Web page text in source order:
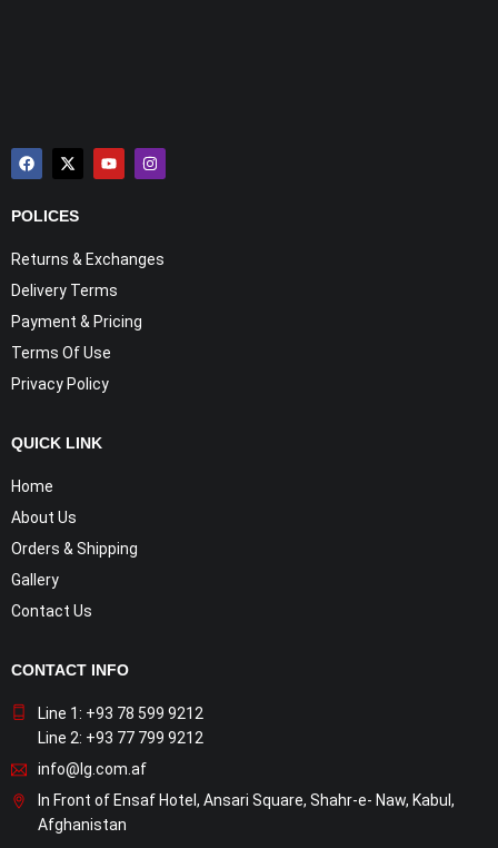
POLICES
Returns & Exchanges
Delivery Terms
Payment & Pricing
Terms Of Use
Privacy Policy
QUICK LINK
Home
About Us
Orders & Shipping
Gallery
Contact Us
CONTACT INFO
Line 1: +93 78 599 9212
Line 2: +93 77 799 9212
info@lg.com.af
In Front of Ensaf Hotel, Ansari Square, Shahr-e- Naw, Kabul,
Afghanistan